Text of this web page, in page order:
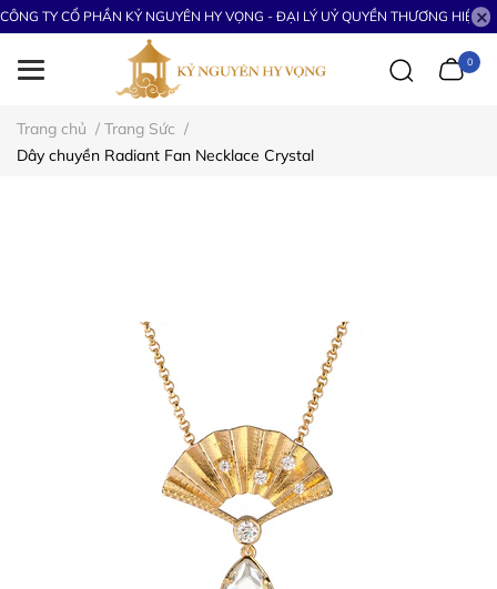
CÔNG TY CỔ PHẦN KỶ NGUYÊN HY VỌNG - ĐẠI LÝ UỶ QUYỀN THƯƠNG HIỆU
0
Trang chủ / Trang Sức /
Dây chuyền Radiant Fan Necklace Crystal